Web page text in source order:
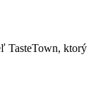
TasteTown, ktorý